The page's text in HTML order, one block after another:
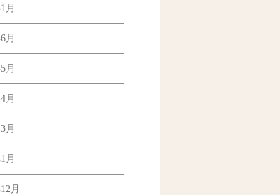
月
月
月
月
月
月
月